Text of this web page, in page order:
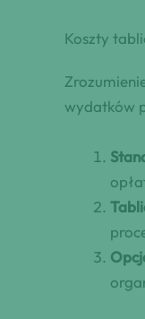
Koszty
wydatków